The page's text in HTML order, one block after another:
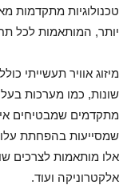
טכנולוגיות מתקדמות
יותר, המותאמות לכל
מיזוג אוויר תעשייתי
שונות, כמו מערכות
מתקדמים שמבטיחים
שמסייעות בהפחתת
אלו מותאמות לצרכים
אלקטרוניקה ועוד.